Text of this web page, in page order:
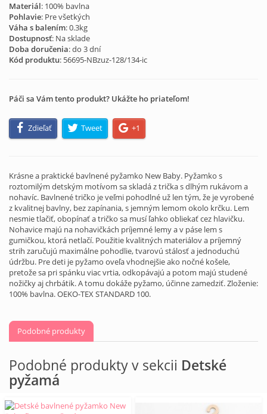
Materiál: 100% bavlna
Pohlavie: Pre všetkých
Váha s balením: 0.3kg
Dostupnosť: Na sklade
Doba doručenia: do 3 dní
Kód produktu: 56695-NBzuz-128/134-ic
Páči sa Vám tento produkt? Ukážte ho priateľom!
Zdieľať Tweet +1
Krásne a praktické bavlnené pyžamko New Baby. Pyžamko s
roztomilým detským motívom sa skladá z trička s dlhým rukávom a
nohavíc. Bavlnené tričko je veľmi pohodlné už len tým, že je vyrobené
z kvalitnej bavlny, bez zapínania, s jemným lemom okolo krčku. Lem
nesmie tlačiť, obopínať a tričko sa musí ľahko obliekať cez hlavičku.
Nohavice majú na nohavičkách príjemné lemy a v páse lem s
gumičkou, ktorá netlačí. Použitie kvalitných materiálov a príjemný
strih zaručujú maximálne pohodlie, tvarovú stálosť a jednoduchú
údržbu. Pre deti je pyžamo oveľa vhodnejšie ako nočné košele,
pretože sa pri spánku viac vrtia, odkopávajú a potom majú studené
nožičky aj chrbátik. A tomu dokáže pyžamo, účinne zamedziť. Zloženie:
100% bavlna. OEKO-TEX STANDARD 100.
Podobné produkty
Podobné produkty v sekcii Detské
pyžamá